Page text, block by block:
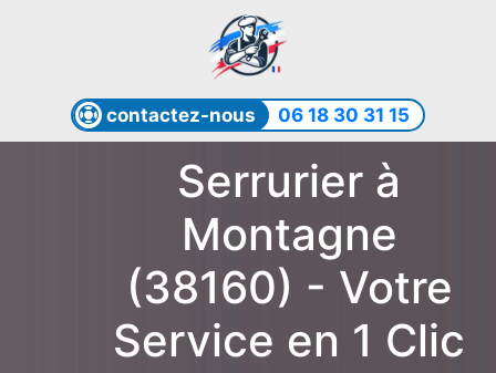
contactez-nous 06 18 30 31 15
Serrurier à
Montagne
(38160) - Votre
Service en 1 Clic